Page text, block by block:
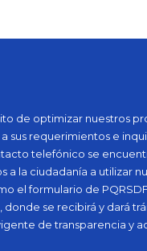
de optimizar nuestros
sus requerimientos e
telefónico se
la ciudadanía a utilizar
el formulario de
se recibirá y dará
de transparencia y